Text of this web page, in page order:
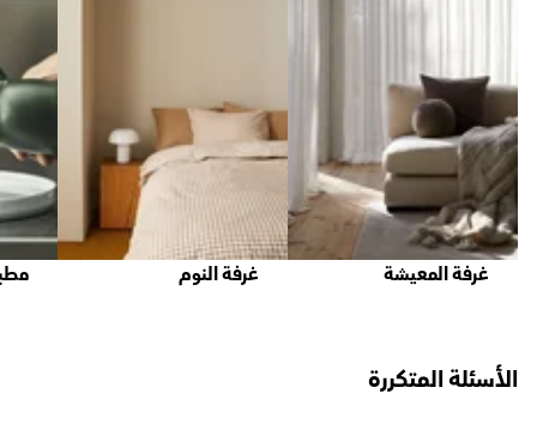
غرفة المعيشة غرفة النوم
الأسئلة المتكررة